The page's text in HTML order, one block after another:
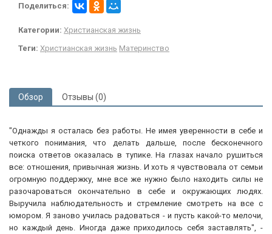
Поделиться:
Категории: Христианская жизнь
Теги: Христианская жизнь Материнство
Обзор Отзывы (0)
"Однажды я осталась без работы. Не имея уверенности в себе и
четкого понимания, что делать дальше, после бесконечного
поиска ответов оказалась в тупике. На глазах начало рушиться
все: отношения, привычная жизнь. И хоть я чувствовала от семьи
огромную поддержку, мне все же нужно было находить силы не
разочароваться окончательно в себе и окружающих людях.
Выручила наблюдательность и стремление смотреть на все с
юмором. Я заново училась радоваться - и пусть какой-то мелочи,
но каждый день. Иногда даже приходилось себя заставлять", -